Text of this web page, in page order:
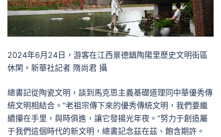
2024年6月24日，游客在江西景德鎮陶陽里歷史文明街區
休閑。新華社記者 隋尚君 攝
總書記從陶瓷文明，談到馬克思主義基礎道理同中華優秀傳
統文明相結合。“老祖宗傳下來的優秀傳統文明，我們要繼
續攥在手里，與時俱進，讓它發揚光年夜。”努力于創造屬
于我們這個時代的新文明，總書記念茲在茲、飽含期許。